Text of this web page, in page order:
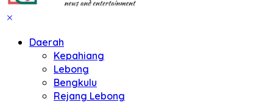
Daerah
Kepahiang
Lebong
Bengkulu
Rejang Lebong